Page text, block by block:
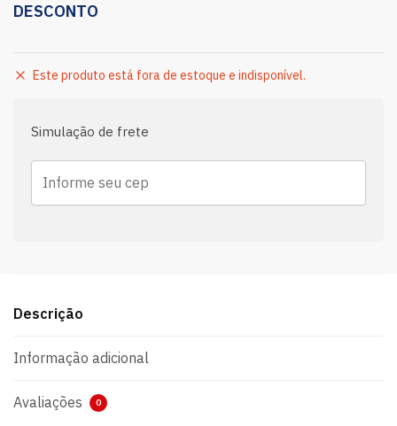
DESCONTO
Este produto está fora de estoque e indisponível.
Simulação de frete
Descrição
Informação adicional
Avaliações 0